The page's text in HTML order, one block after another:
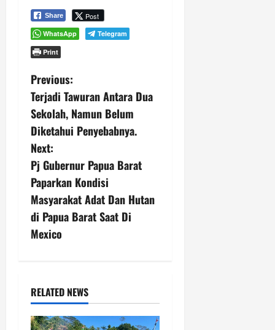
Share Post
WhatsApp
Telegram
Print
P
o
s
t
n
a
v
g
a
Previous:
Terjadi Tawuran Antara Dua
Sekolah, Namun Belum
Diketahui Penyebabnya.
Next:
Pj Gubernur Papua Barat
Paparkan Kondisi
Masyarakat Adat Dan Hutan
di Papua Barat Saat Di
Mexico
RELATED NEWS